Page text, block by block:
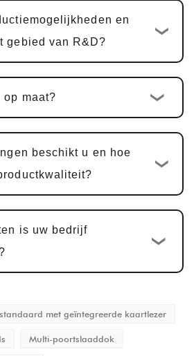
25-30 dagen.
en wijzigingen:
ter bevestiging van de
en kwaliteitsinspectie:
vindt de
plaats
aan de norm voldoet.
na verkoop
voltooid, is de levertijd
2-5 werkdagen
en
gebied van R&D?
op maat?
beschikt u en hoe
is uw bedrijf
met geïntegreerde kaartlezer
Multi-poortslaaddok